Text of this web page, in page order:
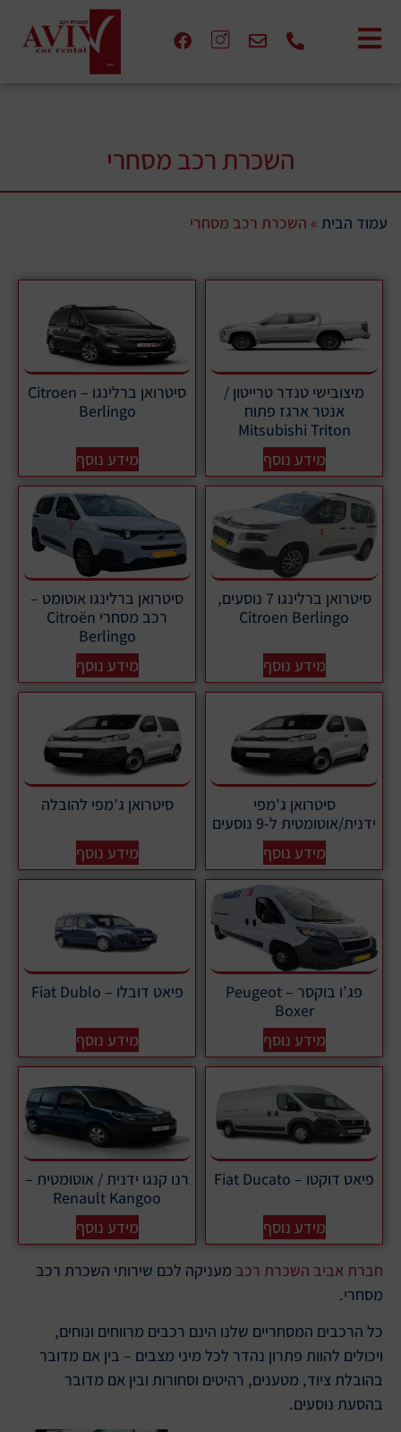
השכרת רכב מסחרי
עמוד הבית » השכרת רכב מסחרי
מיצובישי טנדר טרייטון /
אנטר ארגז פתוח
Mitsubishi Triton
מידע נוסף
סיטרואן ברלינגו – Citroen
Berlingo
מידע נוסף
סיטרואן ברלינגו 7 נוסעים,
Citroen Berlingo
מידע נוסף
סיטרואן ברלינגו אוטומט –
רכב מסחרי Citroën
Berlingo
מידע נוסף
סיטרואן ג’מפי
ידנית/אוטומטית ל-9 נוסעים
מידע נוסף
סיטרואן ג’מפי להובלה
מידע נוסף
פג’ו בוקסר – Peugeot
Boxer
מידע נוסף
פיאט דובלו – Fiat Dublo
מידע נוסף
פיאט דוקטו – Fiat Ducato
מידע נוסף
רנו קנגו ידנית / אוטומטית –
Renault Kangoo
מידע נוסף
חברת אביב השכרת רכב מעניקה לכם שירותי השכרת רכב
מסחרי.
כל הרכבים המסחריים שלנו הינם רכבים מרווחים ונוחים,
ויכולים להוות פתרון נהדר לכל מיני מצבים – בין אם מדובר
בהובלת ציוד, מטענים, רהיטים וסחורות ובין אם מדובר
בהסעת נוסעים.